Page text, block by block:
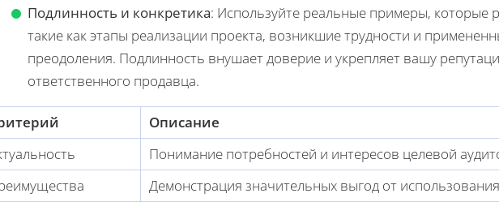
Подлинность и конкретика: Используйте реальные примеры, которые
такие как этапы реализации проекта, возникшие трудности и
преодоления. Подлинность внушает доверие и укрепляет вашу
ответственного продавца.
Описание
Понимание потребностей и интересов целевой
Демонстрация значительных выгод от